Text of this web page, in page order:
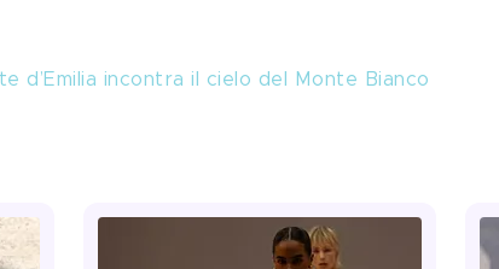
d’Emilia incontra il cielo del Monte Bianco